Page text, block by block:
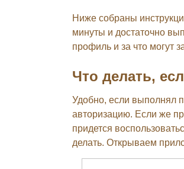
Ниже собраны
минуты и достаточно
профиль и за что могут
Что делать,
Удобно, если выполнял
авторизацию. Если же
придется
делать. Открываем